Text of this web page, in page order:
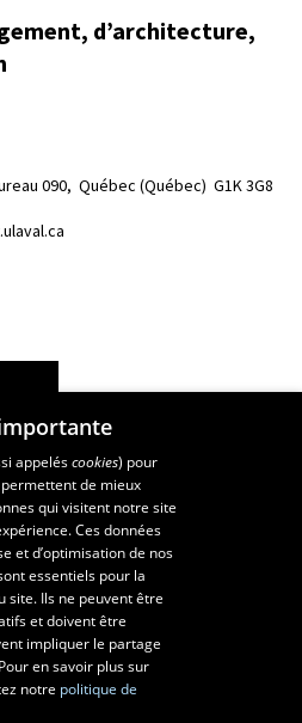
d’architecture,
090, Québec (Québec)  G1K 3G8
du territoire et de développement
et développement
appeléscookies) pour
de mieux
qui visitent notre site
Ces données
et d’optimisation de nos
essentiels pour la
site. Ils ne peuvent être
et doivent être
impliquer le partage
en savoir plus sur
notre politique de